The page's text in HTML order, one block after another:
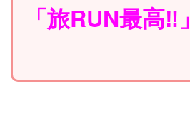
「旅RUN最高‼︎」